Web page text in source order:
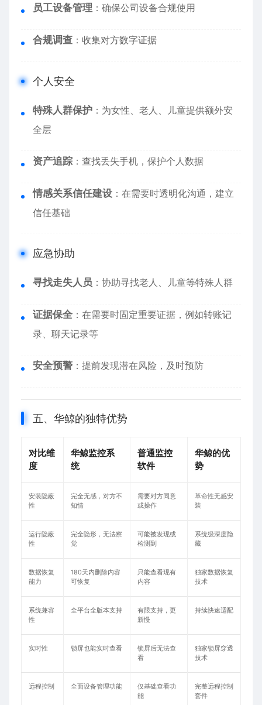
员工设备管理 ：确保公司设备合规使用
合规调查 ：收集对方数字证据
个人安全
特殊人群保护 ：为女性、老人、儿童提供额外安
全层
资产追踪 ：查找丢失手机，保护个人数据
情感关系信任建设 ：在需要时透明化沟通，建立
信任基础
应急协助
寻找走失人员 ：协助寻找老人、儿童等特殊人群
证据保全 ：在需要时固定重要证据，例如转账记
录、聊天记录等
安全预警 ：提前发现潜在风险，及时预防
五、华鲸的独特优势
对比维
度
华鲸监控系
统
普通监控
软件
华鲸的优
势
安装隐蔽
性
完全无感，对方不
知情
需要对方同意
或操作
革命性无感安
装
运行隐蔽
性
完全隐形，无法察
觉
可能被发现或
检测到
系统级深度隐
藏
数据恢复
能力
180天内删除内容
可恢复
只能查看现有
内容
独家数据恢复
技术
系统兼容
性
全平台全版本支持
有限支持，更
新慢
持续快速适配
实时性 锁屏也能实时查看
锁屏后无法查
看
独家锁屏穿透
技术
远程控制 全面设备管理功能
仅基础查看功
能
完整远程控制
套件